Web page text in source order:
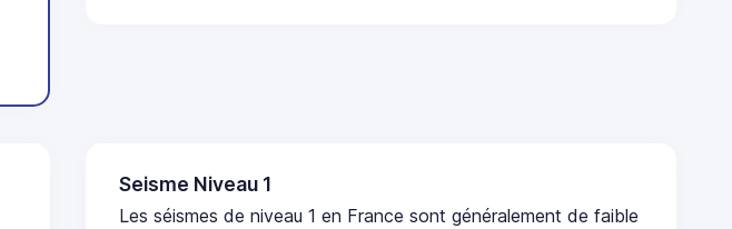
Seisme Niveau 1
Les séismes de niveau 1 en France sont généralement de faible